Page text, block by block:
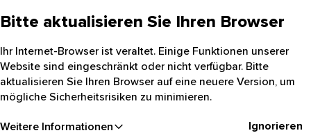
Bitte aktualisieren Sie Ihren Browser
Ihr Internet-Browser ist veraltet. Einige Funktionen unserer
Website sind eingeschränkt oder nicht verfügbar. Bitte
aktualisieren Sie Ihren Browser auf eine neuere Version, um
mögliche Sicherheitsrisiken zu minimieren.
Weitere Informationen Ignorieren